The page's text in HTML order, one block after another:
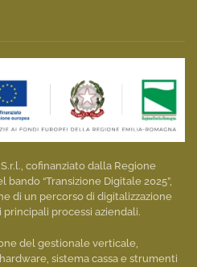
cofinanziato dalla Regione
“Transizione Digitale 2025”,
di un percorso di digitalizzazione
processi aziendali.
del gestionale verticale,
sistema cassa e strumenti